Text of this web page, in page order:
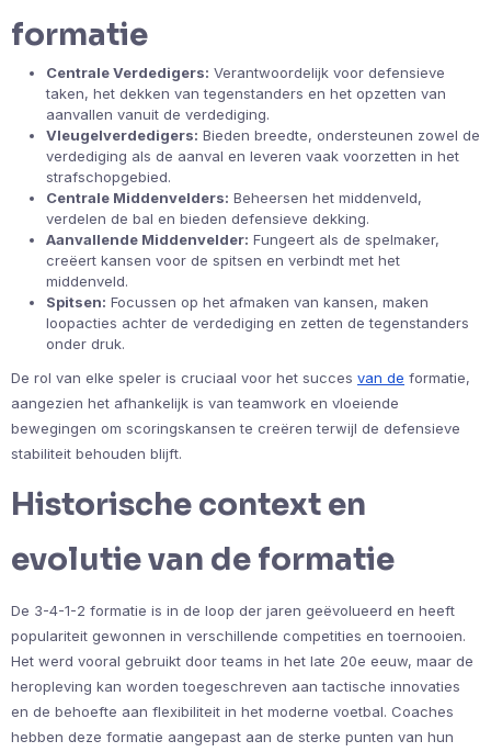
formatie
Centrale Verdedigers: Verantwoordelijk voor defensieve
taken, het dekken van tegenstanders en het opzetten van
aanvallen vanuit de verdediging.
Vleugelverdedigers: Bieden breedte, ondersteunen zowel de
verdediging als de aanval en leveren vaak voorzetten in het
strafschopgebied.
Centrale Middenvelders: Beheersen het middenveld,
verdelen de bal en bieden defensieve dekking.
Aanvallende Middenvelder: Fungeert als de spelmaker,
creëert kansen voor de spitsen en verbindt met het
middenveld.
Spitsen: Focussen op het afmaken van kansen, maken
loopacties achter de verdediging en zetten de tegenstanders
onder druk.
De rol van elke speler is cruciaal voor het succes van de formatie,
aangezien het afhankelijk is van teamwork en vloeiende
bewegingen om scoringskansen te creëren terwijl de defensieve
stabiliteit behouden blijft.
Historische context en
evolutie van de formatie
De 3-4-1-2 formatie is in de loop der jaren geëvolueerd en heeft
populariteit gewonnen in verschillende competities en toernooien.
Het werd vooral gebruikt door teams in het late 20e eeuw, maar de
heropleving kan worden toegeschreven aan tactische innovaties
en de behoefte aan flexibiliteit in het moderne voetbal. Coaches
hebben deze formatie aangepast aan de sterke punten van hun